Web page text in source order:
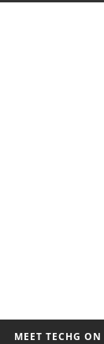
MEET TECHG ON